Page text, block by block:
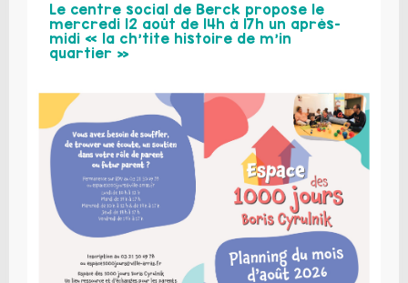
Le centre social de Berck propose le
mercredi 12 août de 14h à 17h un après-
midi « la ch’tite histoire de m’in
quartier »